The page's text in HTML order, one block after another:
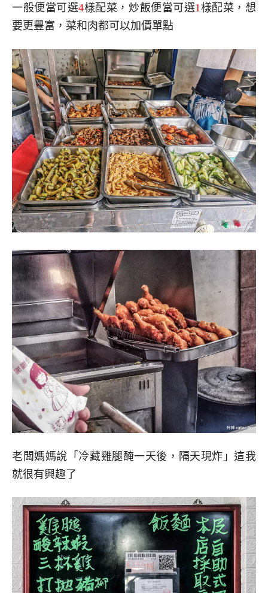
一般便當可選4樣配菜，炒飯便當可選1樣配菜，想
要更豐富，菜和肉都可以加價單點
老闆媽媽說「冷藏雞腿醃一天後，隔天現炸」這我
就很有興趣了